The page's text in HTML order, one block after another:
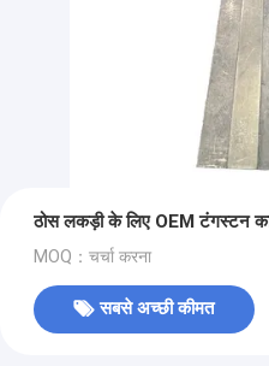
ठोस लकड़ी के लिए OEM टंगस्टन
MOQ：चर्चा करना
सबसे अच्छी कीमत